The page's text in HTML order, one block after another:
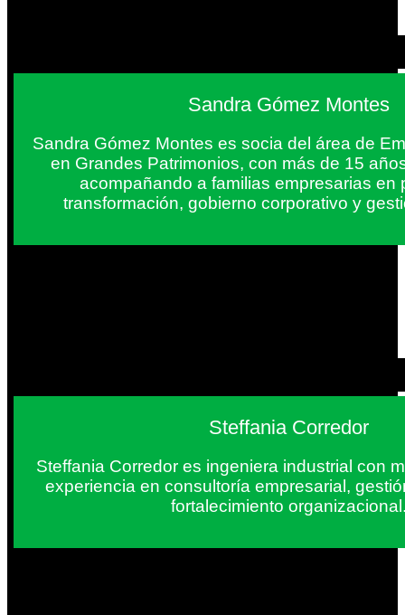
Sandra Gómez Montes
Sandra Gómez Montes es socia del área de
en Grandes Patrimonios, con más de 15
acompañando a familias empresarias en
transformación, gobierno corporativo y
Steffania Corredor
Steffania Corredor es ingeniera industrial con
experiencia en consultoría empresarial,
fortalecimiento